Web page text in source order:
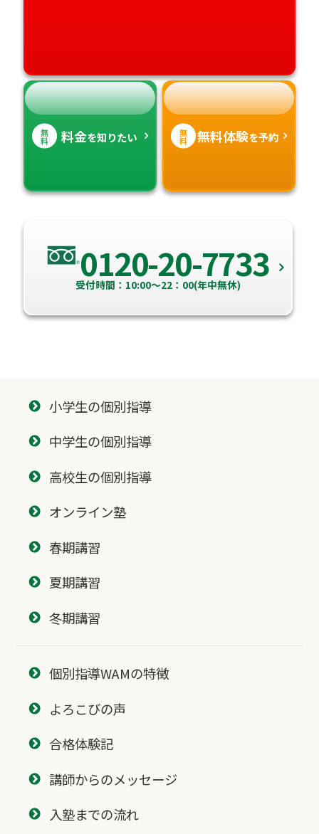
無
料 料金を知りたい 無
料 無料体験を予約
0120-20-7733
受付時間：10:00～22：00(年中無休)
小学生の個別指導
中学生の個別指導
高校生の個別指導
オンライン塾
春期講習
夏期講習
冬期講習
個別指導WAMの特徴
よろこびの声
合格体験記
講師からのメッセージ
入塾までの流れ